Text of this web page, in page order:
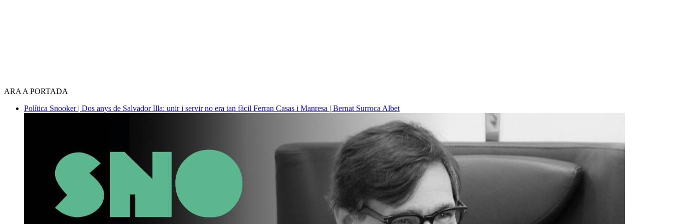
ARA A PORTADA
Política Snooker | Dos anys de Salvador Illa: unir i servir no era tan fàcil Ferran Casas i Manresa | Bernat Surroca Albet